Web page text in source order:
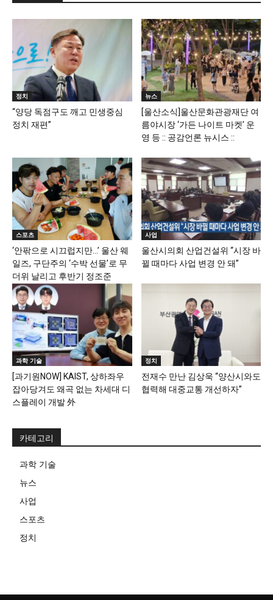
정치
“양당 독점구도 깨고 민생중심
정치 재편”
뉴스
[울산소식]울산문화관광재단 여
름야시장 ‘가든 나이트 마켓’ 운
영 등 :: 공감언론 뉴시스 ::
스포츠
‘안팎으로 시끄럽지만…’ 울산 웨
일즈, 구단주의 ‘수박 선물’로 무
더위 날리고 후반기 정조준
사업
울산시의회 산업건설위 “시장 바
뀔 때마다 사업 변경 안 돼”
과학 기술
[과기원NOW] KAIST, 상하좌우
잡아당겨도 왜곡 없는 차세대 디
스플레이 개발 外
정치
전재수 만난 김상욱 “양산시와도
협력해 대중교통 개선하자”
카테고리
과학 기술
뉴스
사업
스포츠
정치